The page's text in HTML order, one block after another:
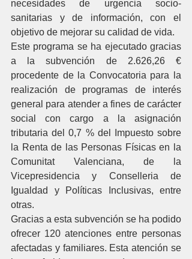
necesidades de urgencia socio-
sanitarias y de información, con el
objetivo de mejorar su calidad de vida.
Este programa se ha ejecutado gracias
a la subvención de 2.626,26 €
procedente de la Convocatoria para la
realización de programas de interés
general para atender a fines de carácter
social con cargo a la asignación
tributaria del 0,7 % del Impuesto sobre
la Renta de las Personas Físicas en la
Comunitat Valenciana, de la
Vicepresidencia y Conselleria de
Igualdad y Políticas Inclusivas, entre
otras.
Gracias a esta subvención se ha podido
ofrecer 120 atenciones entre personas
afectadas y familiares. Esta atención se